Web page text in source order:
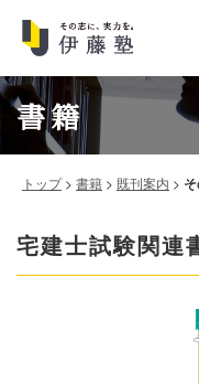
書籍
トップ> 書籍 > 既刊案内 >
宅建士試験関連